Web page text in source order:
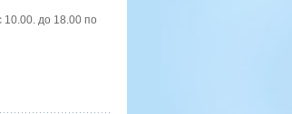
до 18.00 по